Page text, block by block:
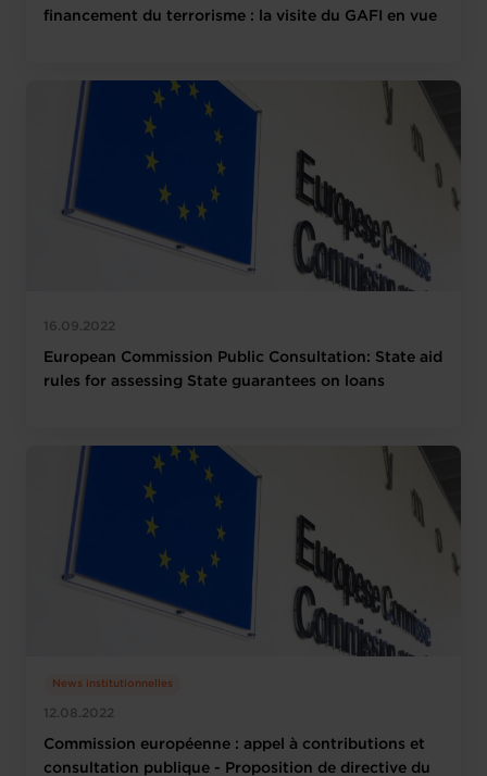
financement du terrorisme : la visite du GAFI en vue
16.09.2022
European Commission Public Consultation: State aid
rules for assessing State guarantees on loans
12.08.2022
News institutionnelles
Commission européenne : appel à contributions et
consultation publique - Proposition de directive du